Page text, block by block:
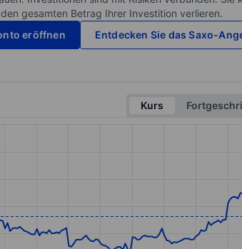
gesamten Betrag Ihrer Investition verlieren.
eröffnen
Entdecken Sie das Saxo-
Kurs